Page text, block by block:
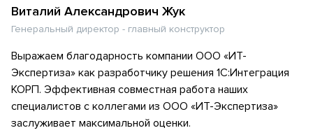
Виталий Александрович Жук
Генеральный директор - главный конструктор
Выражаем благодарность компании ООО «ИТ-
Экспертиза» как разработчику решения 1С:Интеграция
КОРП. Эффективная совместная работа наших
специалистов с коллегами из ООО «ИТ-Экспертиза»
заслуживает максимальной оценки.